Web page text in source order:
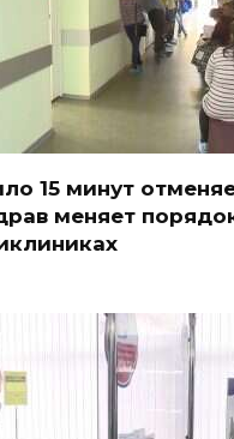
15 минут
меняет